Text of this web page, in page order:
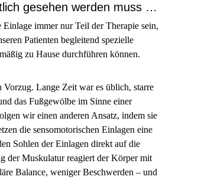
gesehen werden muss …
immer nur Teil der Therapie sein,
Patienten begleitend spezielle
zu Hause durchführen können.
Lange Zeit war es üblich, starre
das Fußgewölbe im Sinne einer
wir einen anderen Ansatz, indem sie
die sensomotorischen Einlagen eine
Sohlen der Einlagen direkt auf die
der Muskulatur reagiert der Körper mit
Balance, weniger Beschwerden – und